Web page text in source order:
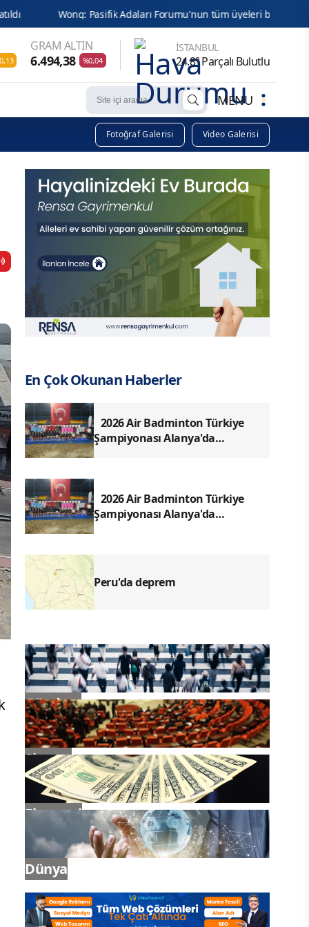
Forumu'nun tüm üyeleri birbirine bağlandı Makine
GRAM ALTIN
6.494,38 %0,04
İSTANBUL
24.8° Parçalı Bulutlu
MENU
Fotoğraf Galerisi Video Galerisi
En Çok Okunan Haberler
2026 Air Badminton Türkiye
Şampiyonası Alanya'da
2026 Air Badminton Türkiye
Şampiyonası Alanya'da
Peru'da deprem
Gündem
Siyaset
Ekonomi
Dünya